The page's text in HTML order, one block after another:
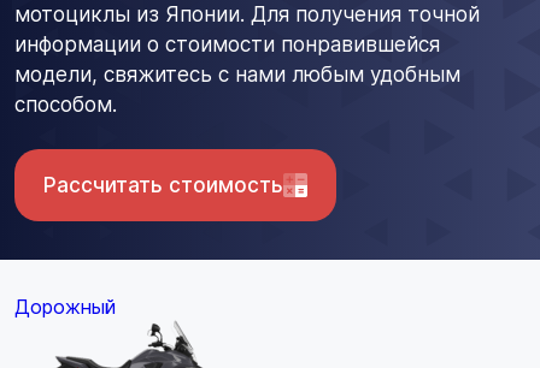
мотоциклы из Японии. Для получения точной
информации о стоимости понравившейся
модели, свяжитесь с нами любым удобным
способом.
Рассчитать стоимость
Дорожный